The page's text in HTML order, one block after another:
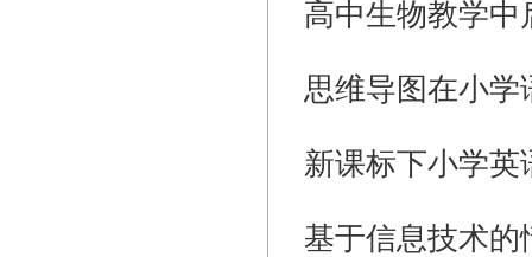
高中生物教学
思维导图在小学
新课标下小学英
基于信息技术